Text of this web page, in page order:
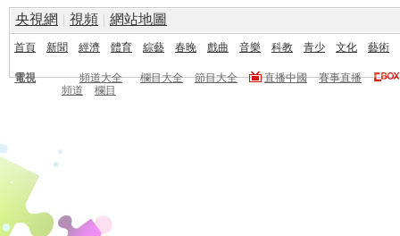
央視網 | 視頻 | 網站地圖
首頁 新聞 經濟 體育 綜藝 春晚 戲曲 音樂 科教 青少 文化 藝術
電視 頻道大全 欄目大全 節目大全 直播中國
賽事直播
頻道
欄目